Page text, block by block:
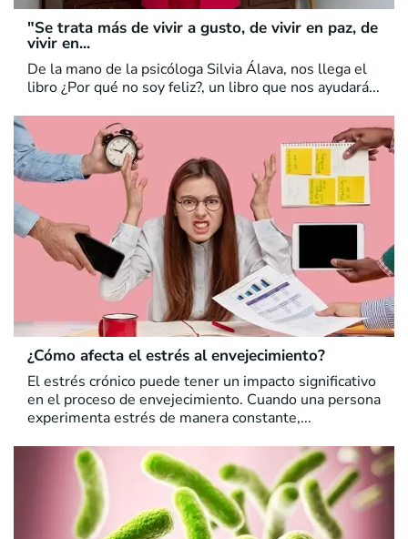
"Se trata más de vivir a gusto, de vivir en paz, de
vivir en...
De la mano de la psicóloga Silvia Álava, nos llega el
libro ¿Por qué no soy feliz?, un libro que nos ayudará...
¿Cómo afecta el estrés al envejecimiento?
El estrés crónico puede tener un impacto significativo
en el proceso de envejecimiento. Cuando una persona
experimenta estrés de manera constante,...